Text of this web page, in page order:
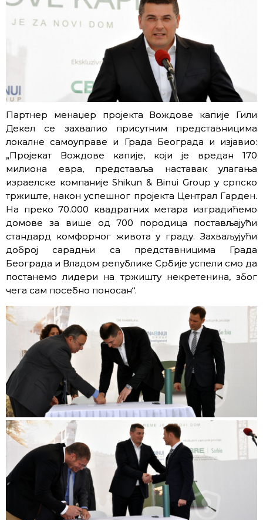
Партнер менаџер пројекта Вождове капије Гили
Декел се захвалио присутним представницима
локалне самоуправе и Града Београда и изјавио:
„Пројекат Вождове капије, који је вредан 170
милиона евра, представља наставак улагања
израелске компаније Shikun & Binui Group у српско
тржиште, након успешног пројекта Централ Гарден.
На преко 70.000 квадратних метара изградићемо
домове за више од 700 породица постављајући
стандард комфорног живота у граду. Захваљујући
доброј сарадњи са представницима Града
Београда и Владом републике Србије успели смо да
постанемо лидери на тржишту некретенина, због
чега сам посебно поносан“.